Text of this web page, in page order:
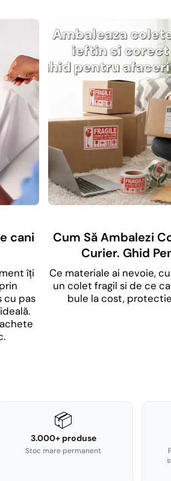
cani
îți
cu pas
Cum Să Ambalezi
Curier. Ghid
Ce materiale ai nevoie,
un colet fragil si de ce
bule la cost,
📦
3.000+ produse
Stoc mare permanent